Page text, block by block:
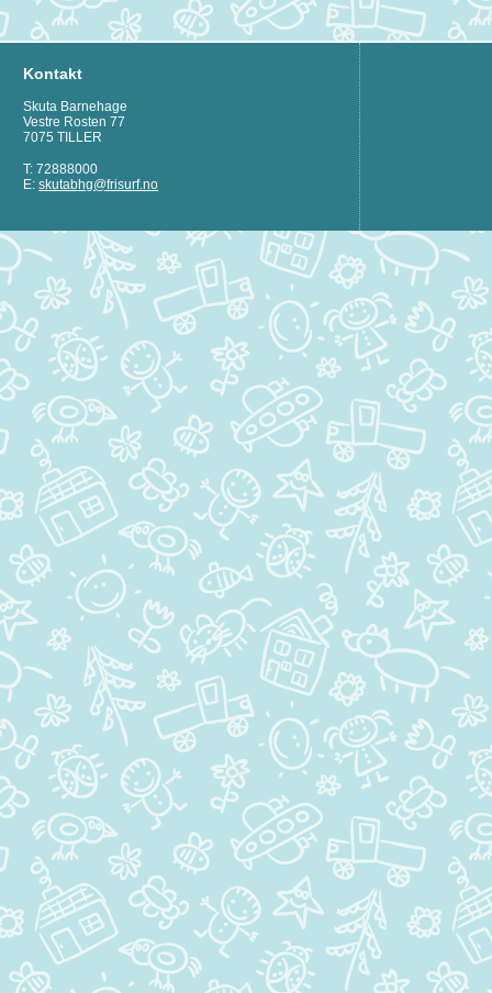
Kontakt
Skuta Barnehage
Vestre Rosten 77
7075 TILLER
T: 72888000
E: skutabhg@frisurf.no